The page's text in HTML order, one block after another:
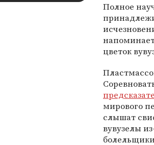
Полное
цветок
мирового
слышат
вувузелы